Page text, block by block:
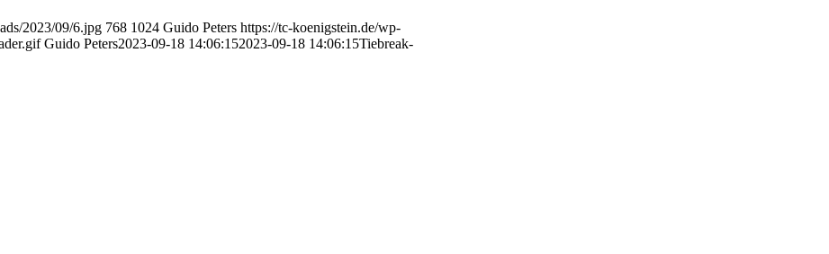
2023/09/6.jpg 768 1024 Guido Peters https://tc-koenigstein.de/wp-
Guido Peters2023-09-18 14:06:152023-09-18 14:06:15Tiebreak-